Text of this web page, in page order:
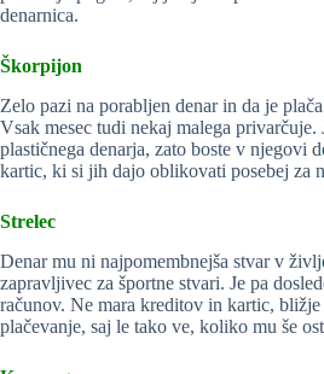
denarnica.
Škorpijon
Zelo pazi na porabljen denar in da je
Vsak mesec tudi nekaj malega privarčuje.
plastičnega denarja, zato boste v njegovi
kartic, ki si jih dajo oblikovati posebej za
Strelec
Denar mu ni najpomembnejša stvar v
zapravljivec za športne stvari. Je pa
računov. Ne mara kreditov in kartic,
plačevanje, saj le tako ve, koliko mu še